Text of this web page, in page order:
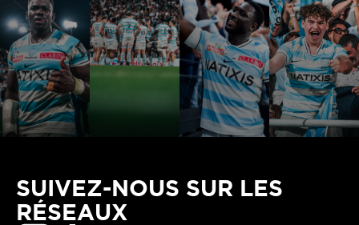
SUIVEZ-NOUS SUR LES
RÉSEAUX